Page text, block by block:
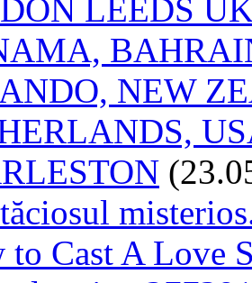
LEEDS
NEW
to Cast A Love